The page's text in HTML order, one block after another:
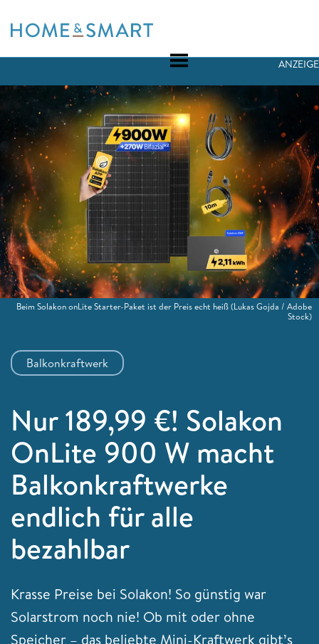
to
Balkonkraftwerk
ANZEIGE
Nur 189,99 €! Solakon
OnLite 900 W macht
Balkonkraftwerke
endlich für alle
bezahlbar
Krasse Preise bei Solakon! So günstig war
Solarstrom noch nie! Ob mit oder ohne
Speicher – das beliebte Mini-Kraftwerk gibt’s
Beim Solakon onLite Starter-Paket ist der Preis echt heiß(Lukas Gojda / Adobe
Stock)